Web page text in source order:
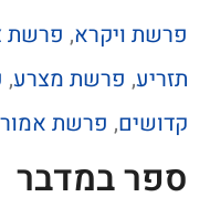
פרשת ויקרא, פרשת
תזריע, פרשת מצרע,
קדושים, פרשת אמור
ספר במדבר